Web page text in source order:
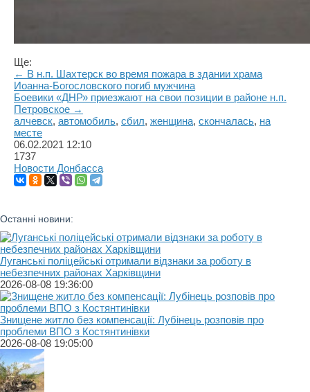
Ще:
← В н.п. Шахтерск во время пожара в здании храма
Иоанна-Богословского погиб мужчина
Боевики «ДНР» приезжают на свои позиции в районе н.п.
Петровское →
алчевск, автомобиль, сбил, женщина, скончалась, на
месте
06.02.2021 12:10
1737
Новости Донбасса
Останні новини:
Луганські поліцейські отримали відзнаки за роботу в
небезпечних районах Харківщини
2026-08-08 19:36:00
Знищене житло без компенсації: Лубінець розповів про
проблеми ВПО з Костянтинівки
2026-08-08 19:05:00